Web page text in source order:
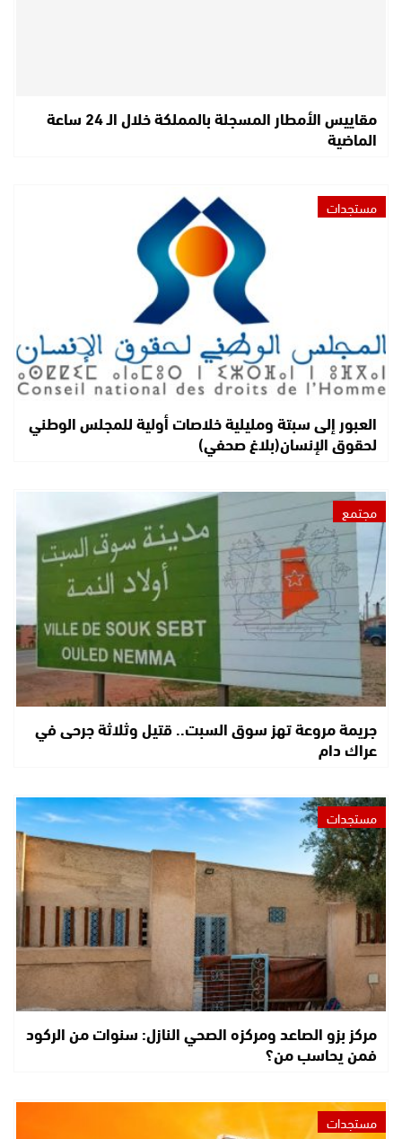
مقاييس الأمطار المسجلة بالمملكة خلال الـ 24 ساعة
الماضية
مستجدات
العبور إلى سبتة ومليلية خلاصات أولية للمجلس الوطني
لحقوق الإنسان(بلاغ صحفي)
مجتمع
جريمة مروعة تهز سوق السبت.. قتيل وثلاثة جرحى في
عراك دام
مستجدات
مركز بزو الصاعد ومركزه الصحي النازل: سنوات من الركود
فمن يحاسب من؟
مستجدات